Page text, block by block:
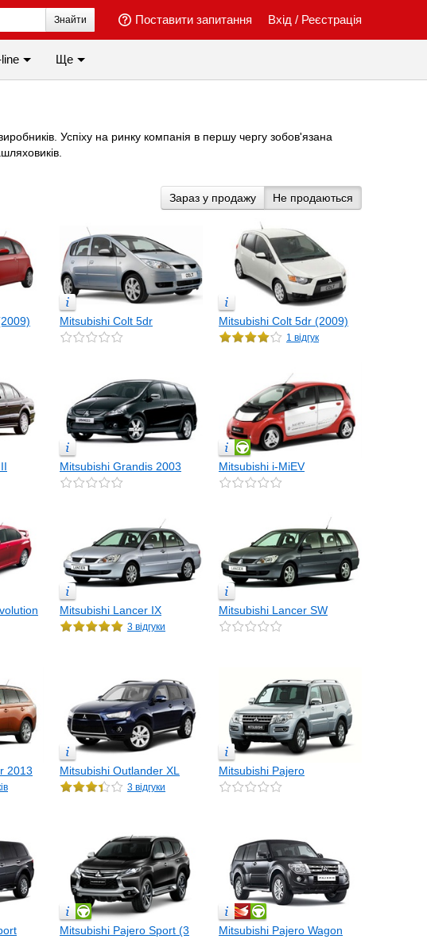
Вхід / Реєстрація
Поставити запитання
Знайти
Ще
Успіху на ринку компанія в першу чергу зобов'язана
Зараз у продажу Не продаються
Mitsubishi Colt 5dr Mitsubishi Colt 5dr (2009)
1 відгук
Mitsubishi Grandis 2003 Mitsubishi i-MiEV
Mitsubishi Lancer IX
3 відгуки
Mitsubishi Lancer SW
2013 Mitsubishi Outlander XL
3 відгуки
Mitsubishi Pajero
Mitsubishi Pajero Sport (3
Mitsubishi Pajero Wagon